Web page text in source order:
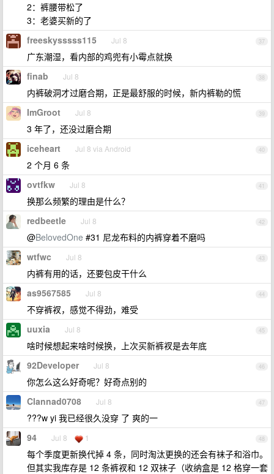
2：裤腰带松了
3：老婆买新的了
37
freeskysssss115 Jul 8
广东潮湿，看内部的鸡兜有小霉点就换
38
finab Jul 8
内裤破洞才过磨合期，正是最舒服的时候，新内裤勒的慌
39
ImGroot Jul 8
3 年了，还没过磨合期
40
iceheart Jul 8 via Android
2 个月 6 条
41
ovtfkw Jul 8
换那么频繁的理由是什么？
42
redbeetle Jul 8
@BelovedOne #31 尼龙布料的内裤穿着不磨吗
43
wtfwc Jul 8
内裤有用的话，还要包皮干什么
44
as9567585 Jul 8
不穿裤衩，感觉不得劲，难受
45
uuxia Jul 8
啥时候想起来啥时候换，上次买新裤衩是去年底
46
92Developer Jul 8
你怎么这么好奇呢？好奇点别的
47
Clannad0708 Jul 8
???w yi 我已经很久没穿 了 爽的一
48
94 Jul 8 1
每个季度更新换代掉 4 条，同时淘汰更换的还会有袜子和浴巾。
但其实我库存是 12 条裤衩和 12 双袜子（收纳盒是 12 格穿一套